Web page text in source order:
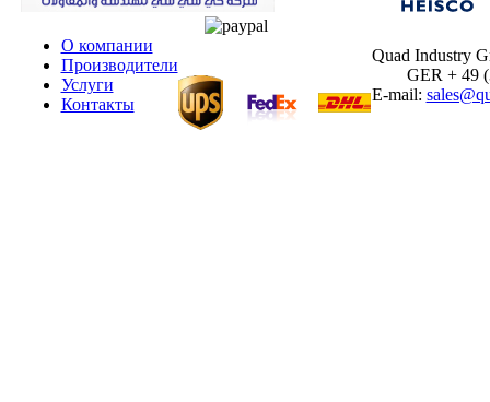
О компании
Производители
Услуги
Контакты
Quad Industry
GER + 49
E-mail: